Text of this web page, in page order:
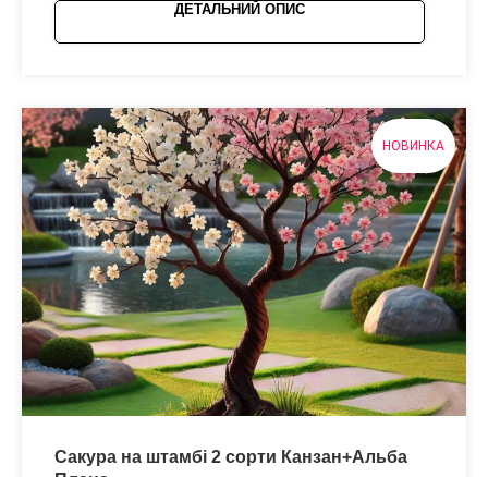
ДЕТАЛЬНИЙ ОПИС
НОВИНКА
Сакура на штамбі 2 сорти Канзан+Альба